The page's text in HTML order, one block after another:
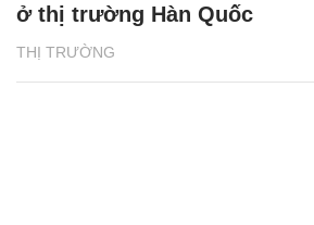
THỊ TRƯỜNG
ở thị trường Hàn Quốc